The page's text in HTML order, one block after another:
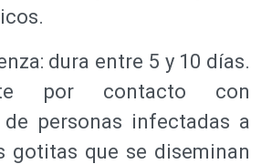
dura entre 5 y 10 días.
por contacto con
de personas infectadas a
gotitas que se diseminan